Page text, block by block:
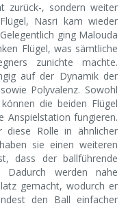
zurück-, sondern weiter
Nasri kam wieder
ging Malouda
Flügel, was sämtliche
zunichte machte.
auf der Dynamik der
Polyvalenz. Sowohl
die beiden Flügel
Anspielstation fungieren.
diese Rolle in ähnlicher
sie einen weiteren
dass der ballführende
Dadurch werden nahe
gemacht, wodurch er
den Ball einfacher